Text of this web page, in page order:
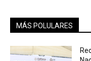
MÁS POLULARES